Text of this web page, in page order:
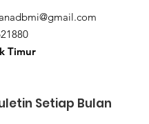
Timur
Setiap Bulan